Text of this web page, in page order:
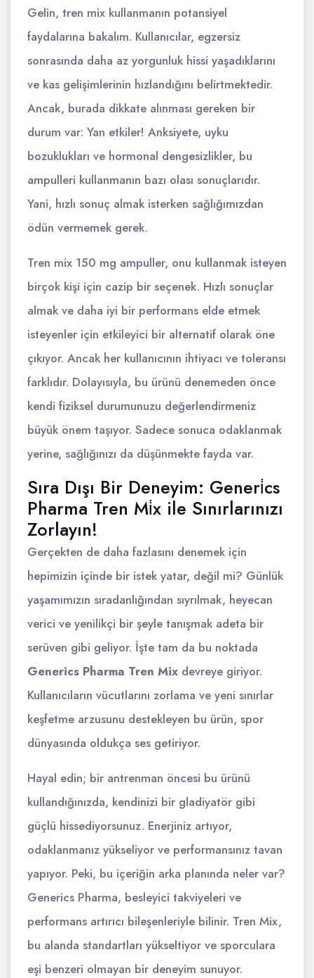
Gelin, tren mix kullanmanın potansiyel
faydalarına bakalım. Kullanıcılar, egzersiz
sonrasında daha az yorgunluk hissi yaşadıklarını
ve kas gelişimlerinin hızlandığını belirtmektedir.
Ancak, burada dikkate alınması gereken bir
durum var: Yan etkiler! Anksiyete, uyku
bozuklukları ve hormonal dengesizlikler, bu
ampulleri kullanmanın bazı olası sonuçlarıdır.
Yani, hızlı sonuç almak isterken sağlığımızdan
ödün vermemek gerek.
Tren mix 150 mg ampuller, onu kullanmak isteyen
birçok kişi için cazip bir seçenek. Hızlı sonuçlar
almak ve daha iyi bir performans elde etmek
isteyenler için etkileyici bir alternatif olarak öne
çıkıyor. Ancak her kullanıcının ihtiyacı ve toleransı
farklıdır. Dolayısıyla, bu ürünü denemeden önce
kendi fiziksel durumunuzu değerlendirmeniz
büyük önem taşıyor. Sadece sonuca odaklanmak
yerine, sağlığınızı da düşünmekte fayda var.
Sıra Dışı Bir Deneyim: Generi̇cs
Pharma Tren Mi̇x ile Sınırlarınızı
Zorlayın!
Gerçekten de daha fazlasını denemek için
hepimizin içinde bir istek yatar, değil mi? Günlük
yaşamımızın sıradanlığından sıyrılmak, heyecan
verici ve yenilikçi bir şeyle tanışmak adeta bir
serüven gibi geliyor. İşte tam da bu noktada
Generics Pharma Tren Mix devreye giriyor.
Kullanıcıların vücutlarını zorlama ve yeni sınırlar
keşfetme arzusunu destekleyen bu ürün, spor
dünyasında oldukça ses getiriyor.
Hayal edin; bir antrenman öncesi bu ürünü
kullandığınızda, kendinizi bir gladiyatör gibi
güçlü hissediyorsunuz. Enerjiniz artıyor,
odaklanmanız yükseliyor ve performansınız tavan
yapıyor. Peki, bu içeriğin arka planında neler var?
Generics Pharma, besleyici takviyeleri ve
performans artırıcı bileşenleriyle bilinir. Tren Mix,
bu alanda standartları yükseltiyor ve sporculara
eşi benzeri olmayan bir deneyim sunuyor.